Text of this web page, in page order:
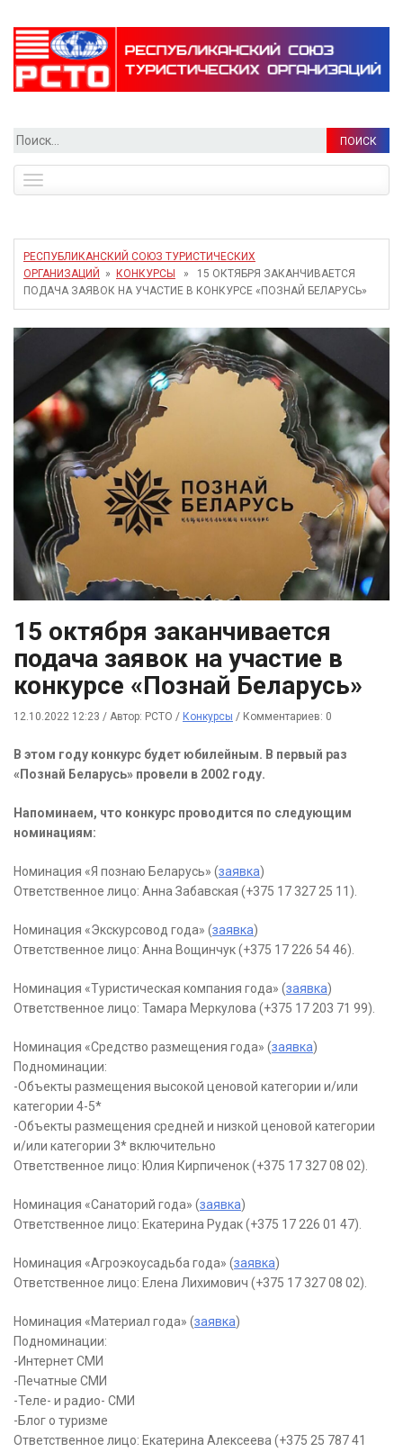
Найти:
navigation
РЕСПУБЛИКАНСКИЙ СОЮЗ ТУРИСТИЧЕСКИХ
ОРГАНИЗАЦИЙ
» КОНКУРСЫ
» 15 ОКТЯБРЯ ЗАКАНЧИВАЕТСЯ
ПОДАЧА ЗАЯВОК НА УЧАСТИЕ В КОНКУРСЕ «ПОЗНАЙ БЕЛАРУСЬ»
15 октября заканчивается
подача заявок на участие в
конкурсе «Познай Беларусь»
12.10.2022 12:23 / Автор: РСТО / Конкурсы / Комментариев: 0
В этом году конкурс будет юбилейным. В первый раз
«Познай Беларусь» провели в 2002 году.
Напоминаем, что конкурс проводится по следующим
номинациям:
Номинация «Я познаю Беларусь» (заявка)
Ответственное лицо: Анна Забавская (+375 17 327 25 11).
Номинация «Экскурсовод года» (заявка)
Ответственное лицо: Анна Вощинчук (+375 17 226 54 46).
Номинация «Туристическая компания года» (заявка)
Ответственное лицо: Тамара Меркулова (+375 17 203 71 99).
Номинация «Средство размещения года» (заявка)
Подноминации:
-Объекты размещения высокой ценовой категории и/или
категории 4-5*
-Объекты размещения средней и низкой ценовой категории
и/или категории 3* включительно
Ответственное лицо: Юлия Кирпиченок (+375 17 327 08 02).
Номинация «Санаторий года» (заявка)
Ответственное лицо: Екатерина Рудак (+375 17 226 01 47).
Номинация «Агроэкоусадьба года» (заявка)
Ответственное лицо: Елена Лихимович (+375 17 327 08 02).
Номинация «Материал года» (заявка)
Подноминации:
-Интернет СМИ
-Печатные СМИ
-Теле- и радио- СМИ
-Блог о туризме
Ответственное лицо: Екатерина Алексеева (+375 25 787 41